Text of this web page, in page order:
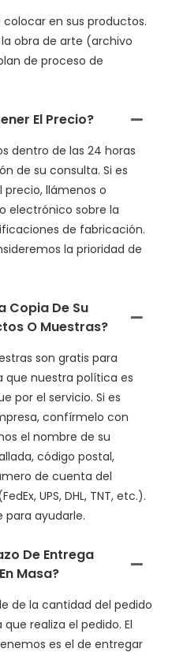
colocar en sus productos.
obra de arte (archivo
de proceso de
El Precio?
dentro de las 24 horas
de su consulta. Si es
llámenos o
electrónico sobre la
de fabricación.
la prioridad de
Copia De Su
O Muestras?
son gratis para
que nuestra política es
por el servicio. Si es
confírmelo con
el nombre de su
código postal,
de cuenta del
UPS, DHL, TNT, etc.).
para ayudarle.
De Entrega
Masa?
de la cantidad del pedido
realiza el pedido. El
es el de entregar